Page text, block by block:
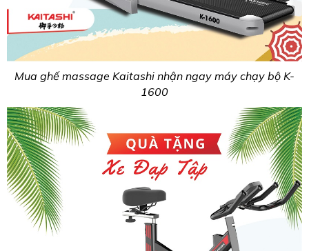
Mua ghế massage Kaitashi nhận ngay máy chạy bộ K-
1600